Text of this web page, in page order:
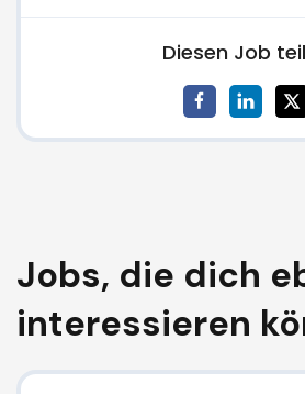
Diesen Job
Jobs, die dich
interessieren